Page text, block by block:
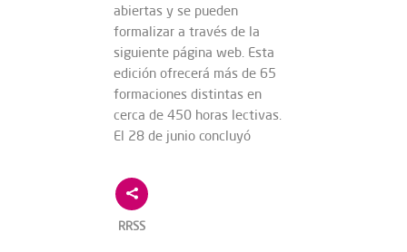
abiertas y se pueden
formalizar a través de la
siguiente página web. Esta
edición ofrecerá más de 65
formaciones distintas en
cerca de 450 horas lectivas.
El 28 de junio concluyó
RRSS